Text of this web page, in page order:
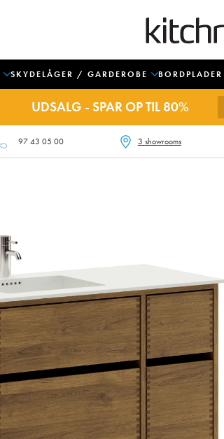
SKYDELÅGER / GARDEROBE BORDPLADER
UDSALG - SPAR OP TIL 80%
97 43 05 00 3 showrooms